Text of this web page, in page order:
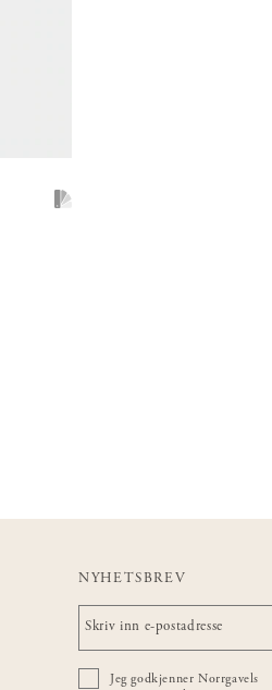
NYHETSBREV
Jeg godkjenner Norrgavels